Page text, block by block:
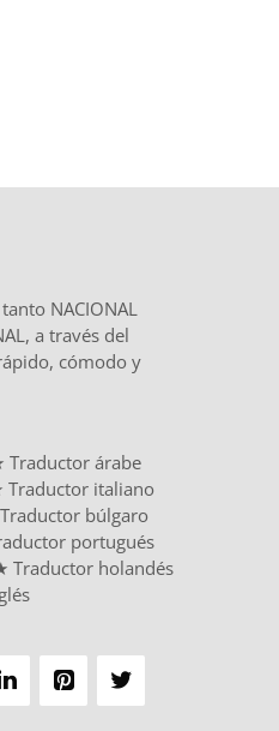
NACIONAL
a través del
cómodo y
Traductor árabe
Traductor italiano
Traductor búlgaro
portugués
Traductor holandés